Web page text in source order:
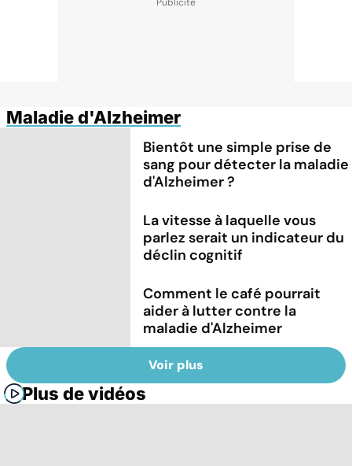
Maladie d'Alzheimer
Bientôt une simple prise de
sang pour détecter la maladie
d'Alzheimer ?
La vitesse à laquelle vous
parlez serait un indicateur du
déclin cognitif
Comment le café pourrait
aider à lutter contre la
maladie d'Alzheimer
Voir plus
Plus de vidéos